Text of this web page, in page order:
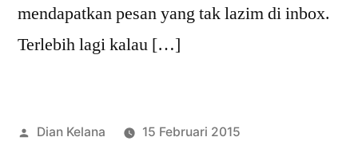
mendapatkan pesan yang tak lazim di inbox.
Terlebih lagi kalau […]
Posted
Dian Kelana
15 Februari 2015